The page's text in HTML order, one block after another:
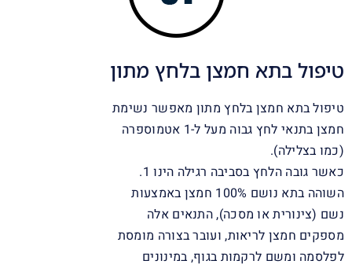
טיפול בתא חמצן בלחץ מתון
טיפול בתא חמצן בלחץ מתון מאפשר נשימת
חמצן בתנאי לחץ גבוה מעל ל-1 אטמוספרה
(כמו בצלילה).
כאשר גובה הלחץ בסביבה רגילה הינו 1.
השוהה בתא נושם 100% חמצן באמצעות
נשם (צינורית או מסכה), התנאים אלה
מספקים חמצן לריאות, ועובר בצורה מומסת
לפלסמה ומשם לרקמות בגוף, במינונים